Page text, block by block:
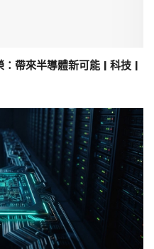
帶來半導體新可能 | 科技 |